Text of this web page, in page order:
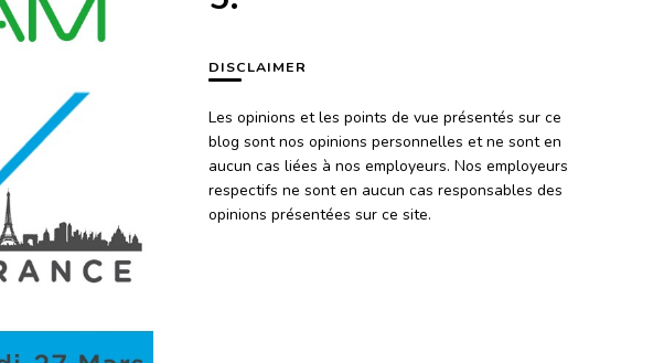
DISCLAIMER
Les opinions et les points de vue présentés sur ce
blog sont nos opinions personnelles et ne sont en
aucun cas liées à nos employeurs. Nos employeurs
respectifs ne sont en aucun cas responsables des
opinions présentées sur ce site.